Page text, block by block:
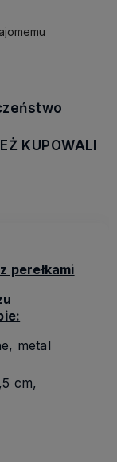
ewentualnych
KUPOWALI
perełkami
metal
cm,